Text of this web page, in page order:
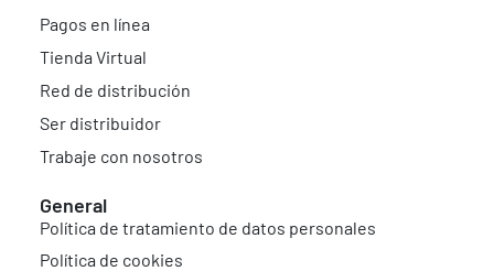
Pagos en línea
Tienda Virtual
Red de distribución
Ser distribuidor
Trabaje con nosotros
General
Política de tratamiento de datos personales
Política de cookies